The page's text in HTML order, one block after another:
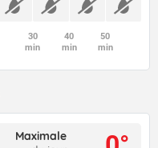
30
min
40
min
50
min
Maximale